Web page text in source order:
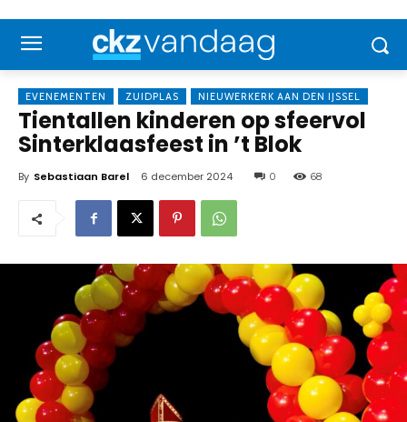
EVENEMENTEN ZUIDPLAS NIEUWERKERK AAN DEN IJSSEL
Tientallen kinderen op sfeervol
Sinterklaasfeest in ’t Blok
By Sebastiaan Barel 6 december 2024 0 68